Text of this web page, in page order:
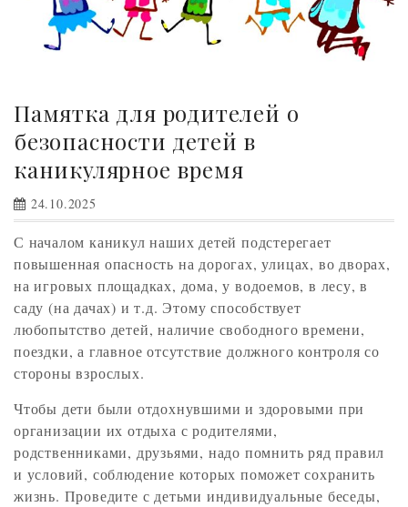
Памятка для родителей о
безопасности детей в
каникулярное время
24.10.2025
С началом каникул наших детей подстерегает
повышенная опасность на дорогах, улицах, во дворах,
на игровых площадках, дома, у водоемов, в лесу, в
саду (на дачах) и т.д. Этому способствует
любопытство детей, наличие свободного времени,
поездки, а главное отсутствие должного контроля со
стороны взрослых.
Чтобы дети были отдохнувшими и здоровыми при
организации их отдыха с родителями,
родственниками, друзьями, надо помнить ряд правил
и условий, соблюдение которых поможет сохранить
жизнь. Проведите с детьми индивидуальные беседы,